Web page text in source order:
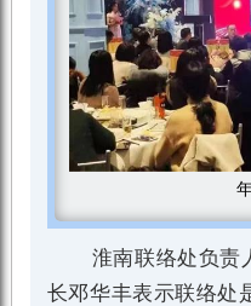
淮南联络处负责
长邓华丰表示联络处